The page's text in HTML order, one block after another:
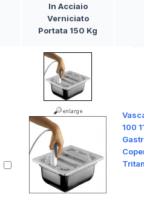
In Acciaio
Verniciato
Portata 150 Kg
100